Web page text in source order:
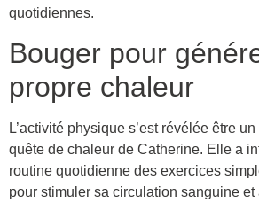
quotidiennes.
Bouger pour
propre chaleur
L’activité physique s’est révélée être
quête de chaleur de Catherine. Elle a
routine quotidienne des exercices
pour stimuler sa circulation sanguine et